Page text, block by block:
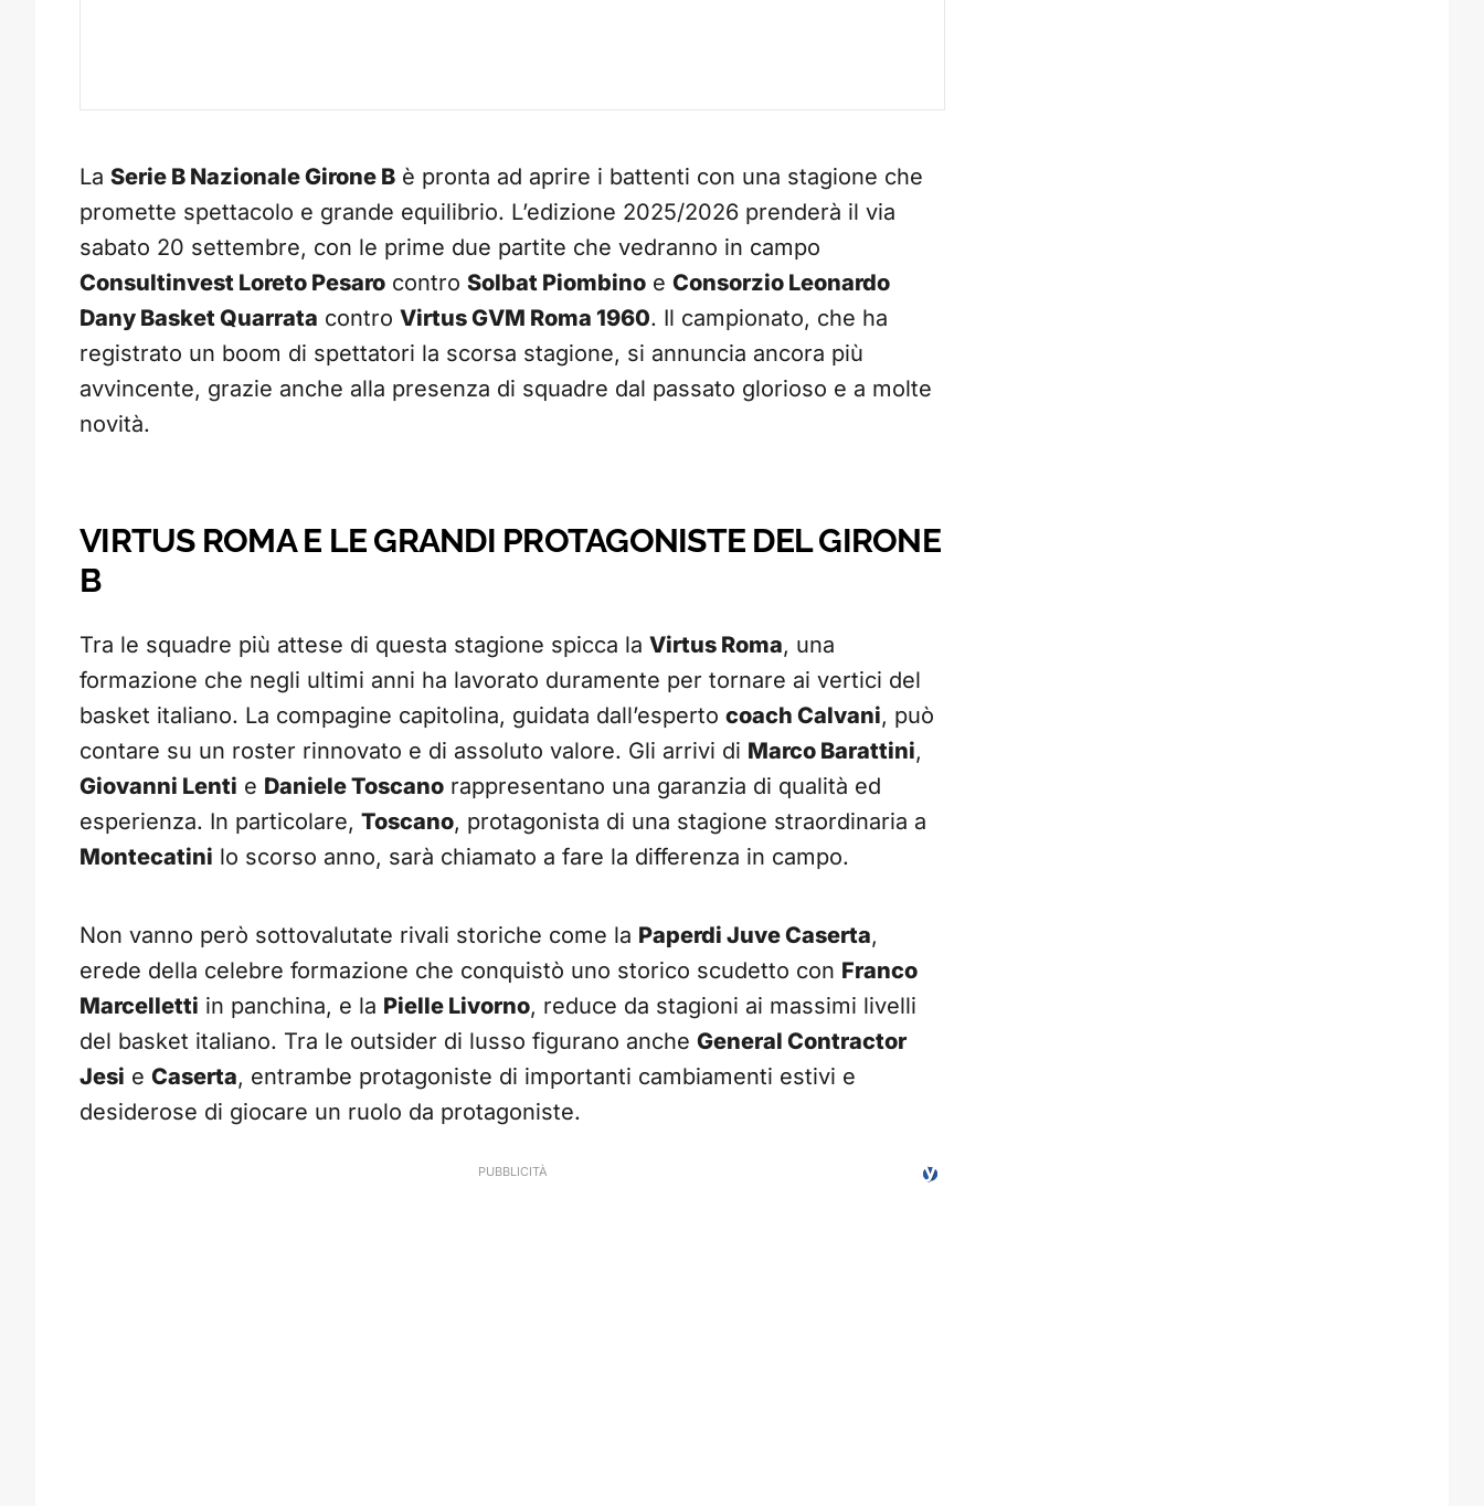
La Serie B Nazionale Girone B è pronta ad aprire i battenti con una stagione che
promette spettacolo e grande equilibrio. L’edizione 2025/2026 prenderà il via
sabato 20 settembre, con le prime due partite che vedranno in campo
Consultinvest Loreto Pesaro contro Solbat Piombino e Consorzio Leonardo
Dany Basket Quarrata contro Virtus GVM Roma 1960. Il campionato, che ha
registrato un boom di spettatori la scorsa stagione, si annuncia ancora più
avvincente, grazie anche alla presenza di squadre dal passato glorioso e a molte
novità.
VIRTUS ROMA E LE GRANDI PROTAGONISTE DEL GIRONE
B
Tra le squadre più attese di questa stagione spicca la Virtus Roma, una
formazione che negli ultimi anni ha lavorato duramente per tornare ai vertici del
basket italiano. La compagine capitolina, guidata dall’esperto coach Calvani, può
contare su un roster rinnovato e di assoluto valore. Gli arrivi di Marco Barattini,
Giovanni Lenti e Daniele Toscano rappresentano una garanzia di qualità ed
esperienza. In particolare, Toscano, protagonista di una stagione straordinaria a
Montecatini lo scorso anno, sarà chiamato a fare la differenza in campo.
Non vanno però sottovalutate rivali storiche come la Paperdi Juve Caserta,
erede della celebre formazione che conquistò uno storico scudetto con Franco
Marcelletti in panchina, e la Pielle Livorno, reduce da stagioni ai massimi livelli
del basket italiano. Tra le outsider di lusso figurano anche General Contractor
Jesi e Caserta, entrambe protagoniste di importanti cambiamenti estivi e
desiderose di giocare un ruolo da protagoniste.